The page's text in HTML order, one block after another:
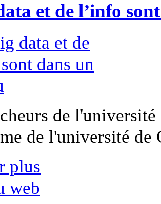
et de l’info
de
de l'université
plus
web